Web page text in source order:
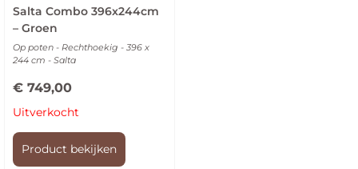
Salta Combo 396x244cm
– Groen
Op poten - Rechthoekig - 396 x
244 cm - Salta
€ 749,00
Uitverkocht
Product bekijken